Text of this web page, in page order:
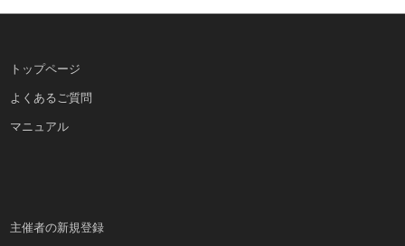
トップページ
よくあるご質問
マニュアル
主催者の新規登録